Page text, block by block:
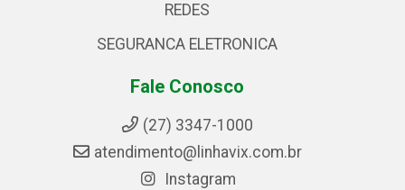
REDES
SEGURANCA ELETRONICA
Fale Conosco
(27) 3347-1000
atendimento@linhavix.com.br
Instagram